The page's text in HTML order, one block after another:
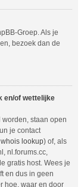
Groep. Als je
bezoek dan de
en/of wettelijke
staan open
je contact
whois lookup) of, als
nl.forums.cc,
gratis host. Wees je
en dus in geen
hoe, waar en door